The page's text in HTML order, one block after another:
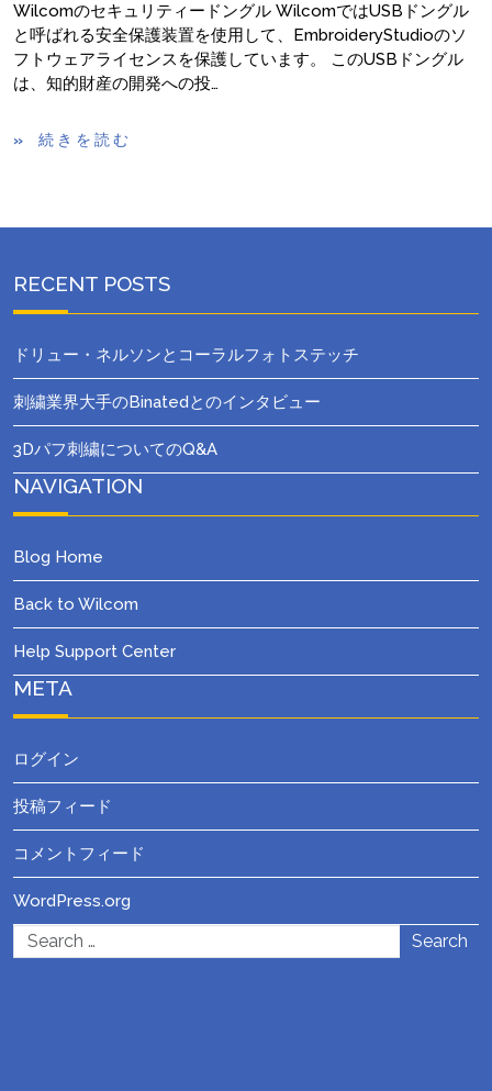
Wilcomのセキュリティードングル WilcomではUSBドングル
と呼ばれる安全保護装置を使用して、EmbroideryStudioのソ
フトウェアライセンスを保護しています。 このUSBドングル
は、知的財産の開発への投…
続きを読む
RECENT POSTS
ドリュー・ネルソンとコーラルフォトステッチ
刺繍業界大手のBinatedとのインタビュー
3Dパフ刺繍についてのQ&A
NAVIGATION
Blog Home
Back to Wilcom
Help Support Center
META
ログイン
投稿フィード
コメントフィード
WordPress.org
Search